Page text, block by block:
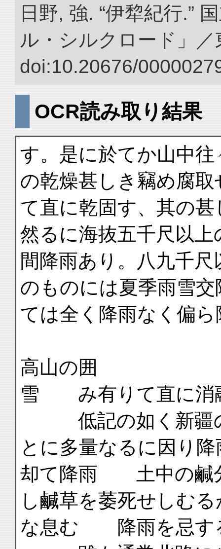
日野, 強. “伊犂紀行.”
ル・シルクロード」／
doi:10.20676/
OCR読み取り結果
す。是に於てか山中
の乾燥甚しき竊め腐取
て直に乾固す、其の
然るに海抜五千尺以
間降雨あり。八九千尺
のものには夏季雨雪
ては全く降雨なく偏ら
高山の囲
雪 み有りて直に消
低記の如く新疆の
とに多量なるに因り
却て降雨 土中の鹹
し鹹草を萎死せしむ
な息む 降雨を忌す